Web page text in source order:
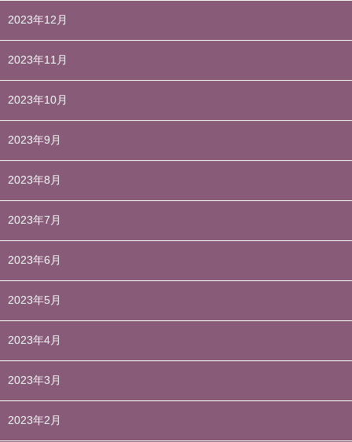
2023年12月
2023年11月
2023年10月
2023年9月
2023年8月
2023年7月
2023年6月
2023年5月
2023年4月
2023年3月
2023年2月